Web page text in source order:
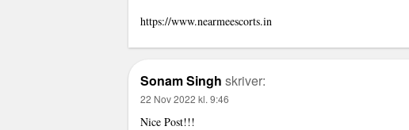
https://www.nearmeescorts.in
Sonam Singh skriver:
22 Nov 2022 kl. 9:46
Nice Post!!!